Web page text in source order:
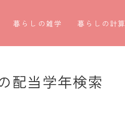
暮らしの雑学
暮らしの豆知識
子育て豆知識
暮らしの計算
割引計算
消費税計算
配当学年検索